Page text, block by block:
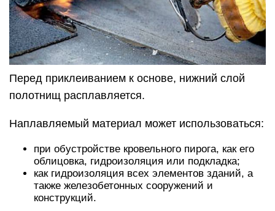
Перед приклеиванием к основе, нижний слой
полотнищ расплавляется.
Наплавляемый материал может использоваться:
при обустройстве кровельного пирога, как его
облицовка, гидроизоляция или подкладка;
как гидроизоляция всех элементов зданий, а
также железобетонных сооружений и
конструкций.